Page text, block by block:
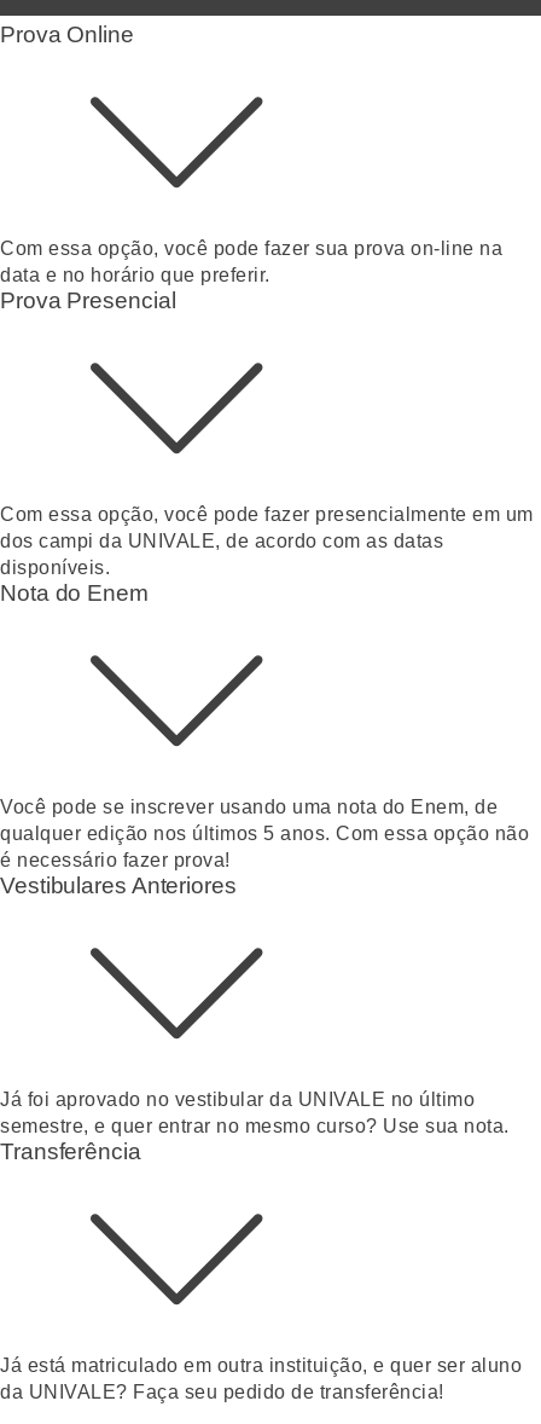
Prova Online
Com essa opção, você pode fazer sua prova on-line na
data e no horário que preferir.
Prova Presencial
Com essa opção, você pode fazer presencialmente em um
dos campi da UNIVALE, de acordo com as datas
disponíveis.
Nota do Enem
Você pode se inscrever usando uma nota do Enem, de
qualquer edição nos últimos 5 anos. Com essa opção não
é necessário fazer prova!
Vestibulares Anteriores
Já foi aprovado no vestibular da UNIVALE no último
semestre, e quer entrar no mesmo curso? Use sua nota.
Transferência
Já está matriculado em outra instituição, e quer ser aluno
da UNIVALE? Faça seu pedido de transferência!